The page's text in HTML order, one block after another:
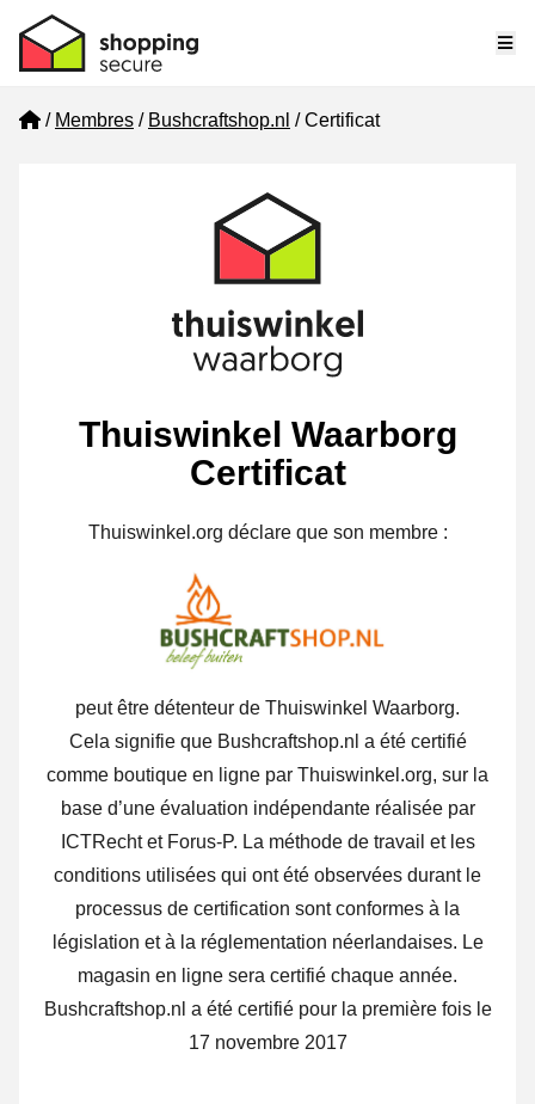
Home
Membres Bushcraftshop.nl Certificat
Thuiswinkel Waarborg
Certificat
Thuiswinkel.org déclare que son membre :
peut être détenteur de Thuiswinkel Waarborg.
Cela signifie que Bushcraftshop.nl a été certifié
comme boutique en ligne par Thuiswinkel.org, sur la
base d’une évaluation indépendante réalisée par
ICTRecht et Forus-P. La méthode de travail et les
conditions utilisées qui ont été observées durant le
processus de certification sont conformes à la
législation et à la réglementation néerlandaises. Le
magasin en ligne sera certifié chaque année.
Bushcraftshop.nl a été certifié pour la première fois le
17 novembre 2017